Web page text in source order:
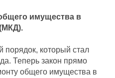
имущества в
который стал
Теперь закон прямо
общего имущества в